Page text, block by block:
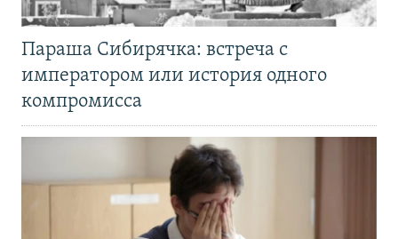
Параша Сибирячка: встреча с
императором или история одного
компромисса